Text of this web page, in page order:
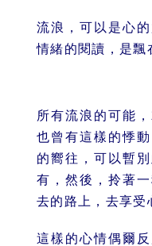
流浪，可以是心
情緒的閱讀，是飄
所有流浪的可能
也曾有這樣的悸
的嚮往，可以暫
有，然後，拎著
去的路上，去享受
這樣的心情偶爾